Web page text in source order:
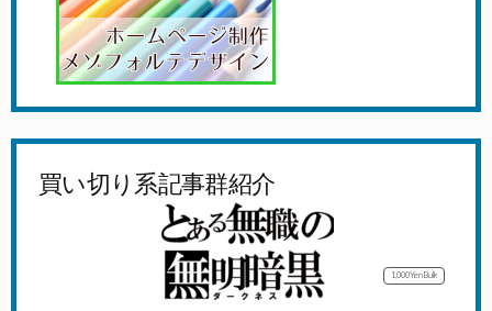
買い切り系記事群紹介
1,000YenBulk